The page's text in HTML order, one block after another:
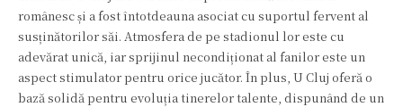
românesc și a fost întotdeauna asociat cu suportul fervent al
susținătorilor săi. Atmosfera de pe stadionul lor este cu
adevărat unică, iar sprijinul necondiționat al fanilor este un
aspect stimulator pentru orice jucător. În plus, U Cluj oferă o
bază solidă pentru evoluția tinerelor talente, dispunând de un